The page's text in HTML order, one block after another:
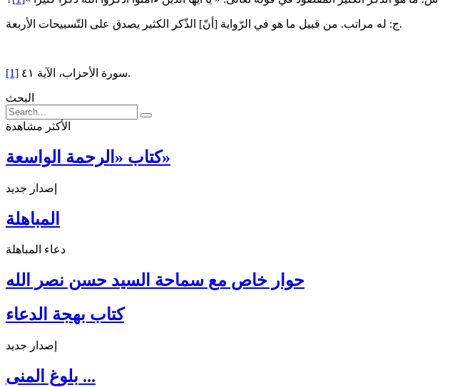
ج: له مراتب. من قبيل ما هو في الرّواية [أنّ] الذّكر الكثير يصدق على التّسبيحات الأربعة.
[1] سورة الأحزاب، الآية ٤١.
البحث
الأكثر مشاهدة
كتاب «الرحمة الواسعة»
إصدار جديد
المباهلة
دعاء المباهلة
حوار خاص مع سماحة السيد حسن نصر الله
كتاب بهجة الدعاء
إصدار جديد
بلوغ المنى ...